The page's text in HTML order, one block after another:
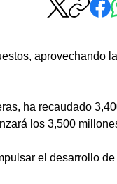
aprovechando
ha recaudado
los 3,500
el desarrollo